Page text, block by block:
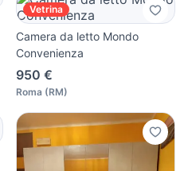
Vetrina
Camera da letto Mondo
Convenienza
950 €
Roma (RM)